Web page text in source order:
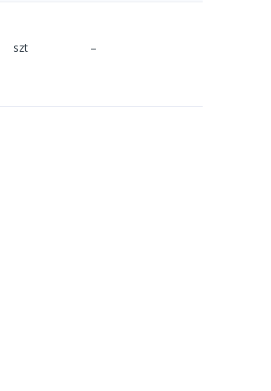
szt –